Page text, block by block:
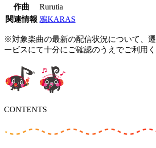
作曲
Rurutia
関連情報 鴉KARAS
※対象楽曲の最新の配信状況について、
ービスにて十分にご確認のうえでご利用く
CONTENTS